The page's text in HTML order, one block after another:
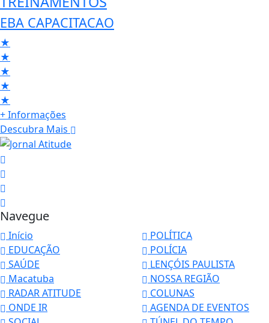
EBA CAPACITACAO
★
★
★
★
★
+ Informações
Descubra Mais
Navegue
Início
POLÍTICA
EDUCAÇÃO
POLÍCIA
SAÚDE
LENÇÓIS PAULISTA
Macatuba
NOSSA REGIÃO
RADAR ATITUDE
COLUNAS
ONDE IR
AGENDA DE EVENTOS